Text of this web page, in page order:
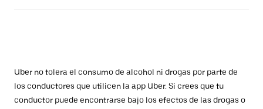
Uber no tolera el consumo de alcohol ni drogas por parte de
los conductores que utilicen la app Uber. Si crees que tu
conductor puede encontrarse bajo los efectos de las drogas o